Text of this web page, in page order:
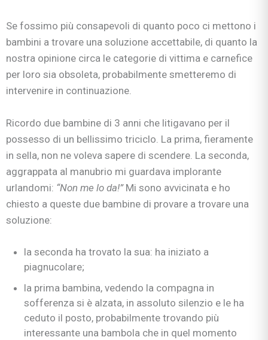
Se fossimo più consapevoli di quanto poco ci mettono i
bambini a trovare una soluzione accettabile, di quanto la
nostra opinione circa le categorie di vittima e carnefice
per loro sia obsoleta, probabilmente smetteremo di
intervenire in continuazione.
Ricordo due bambine di 3 anni che litigavano per il
possesso di un bellissimo triciclo. La prima, fieramente
in sella, non ne voleva sapere di scendere. La seconda,
aggrappata al manubrio mi guardava implorante
urlandomi: “Non me lo da!”Mi sono avvicinata e ho
chiesto a queste due bambine di provare a trovare una
soluzione:
la seconda ha trovato la sua: ha iniziato a
piagnucolare;
la prima bambina, vedendo la compagna in
sofferenza si è alzata, in assoluto silenzio e le ha
ceduto il posto, probabilmente trovando più
interessante una bambola che in quel momento